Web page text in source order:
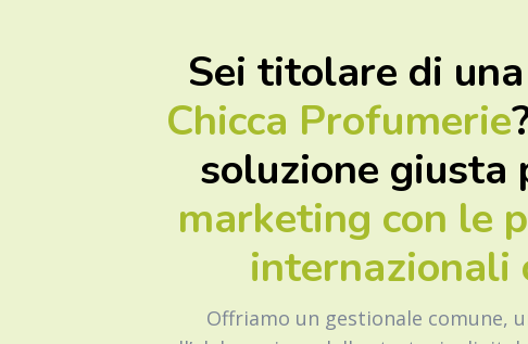
Sei titolare di
Chicca Profumerie
soluzione giusta
marketing con le
internazionali
Offriamo un gestionale comune,